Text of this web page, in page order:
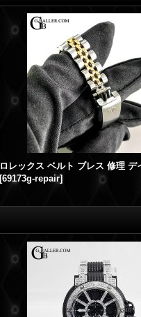
[69173g-repair]